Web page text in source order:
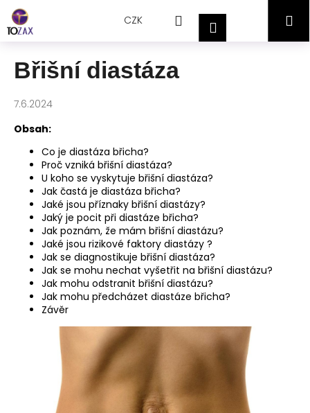
Přejít
obsah
CZK HledatPřihlášeníNákupní
Břišní diastáza
7.6.2024
Obsah:
Co je diastáza břicha?
Proč vzniká břišní diastáza?
U koho se vyskytuje břišní diastáza?
Jak častá je diastáza břicha?
Jaké jsou příznaky břišní diastázy?
Jaký je pocit při diastáze břicha?
Jak poznám, že mám břišní diastázu?
Jaké jsou rizikové faktory diastázy ?
Jak se diagnostikuje břišní diastáza?
Jak se mohu nechat vyšetřit na břišní diastázu?
Jak mohu odstranit břišní diastázu?
Jak mohu předcházet diastáze břicha?
Závěr
o
C
p
o